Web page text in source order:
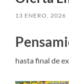
13 ENERO, 2026
hasta final de